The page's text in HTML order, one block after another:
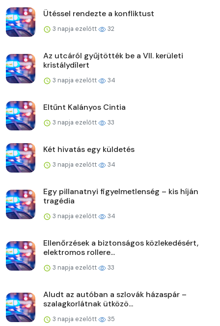
Ütéssel rendezte a konfliktust
3 napja ezelőtt 32
Az utcáról gyűjtötték be a VII. kerületi
kristálydílert
3 napja ezelőtt 34
Eltűnt Kalányos Cintia
3 napja ezelőtt 33
Két hivatás egy küldetés
3 napja ezelőtt 34
Egy pillanatnyi figyelmetlenség – kis híján
tragédia
3 napja ezelőtt 34
Ellenőrzések a biztonságos közlekedésért,
elektromos rollere...
3 napja ezelőtt 33
Aludt az autóban a szlovák házaspár –
szalagkorlátnak ütközö...
3 napja ezelőtt 35